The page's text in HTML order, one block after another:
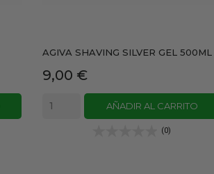
AGIVA SHAVING SILVER GEL 500ML
Precio
9,00 €
AÑADIR AL CARRITO
(0)